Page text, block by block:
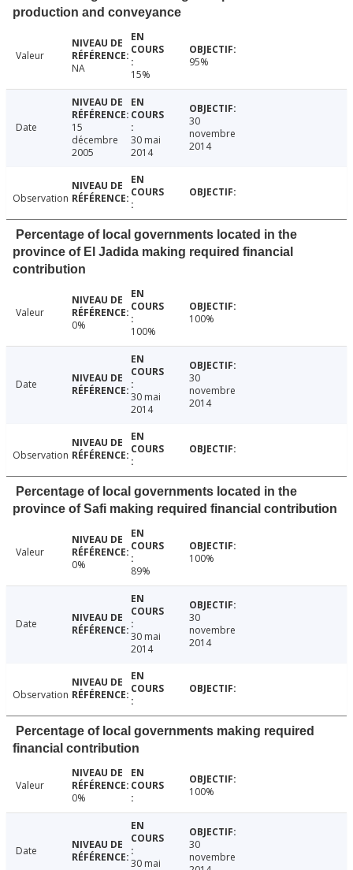
production and conveyance
Valeur
NA
15%
95%
Date
15
décembre
2005
30 mai
2014
30
novembre
2014
Observation
Percentage of local governments located in the
province of El Jadida making required financial
contribution
Valeur
0%
100%
100%
Date
30 mai
2014
30
novembre
2014
Observation
Percentage of local governments located in the
province of Safi making required financial contribution
Valeur
0%
89%
100%
Date
30 mai
2014
30
novembre
2014
Observation
Percentage of local governments making required
financial contribution
Valeur
0%
100%
Date
30 mai
30
novembre